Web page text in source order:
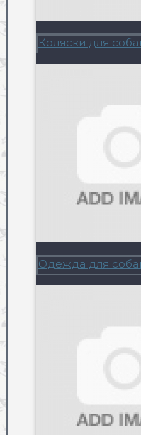
Коляски для
Одежда для